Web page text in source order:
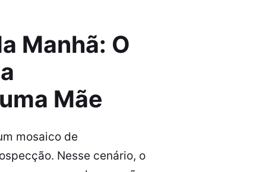
Manhã: O
Mãe
mosaico de
Nesse cenário, o